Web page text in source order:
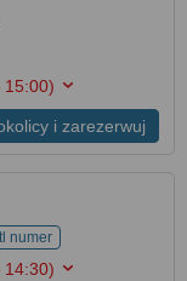
15:00)
i zarezerwuj
numer
14:30)